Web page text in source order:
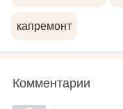
капремонт
Комментарии